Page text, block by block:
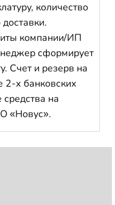
количество
компании/ИП
сформирует
Счет и резерв на
2-х банковских
на
«Новус».